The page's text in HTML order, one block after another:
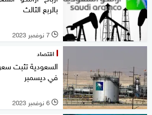
بالربع الثالث
l 7 نوفمبر 2023
اقتصاد
السعودية تثبت
في ديسمبر
l 6 نوفمبر 2023